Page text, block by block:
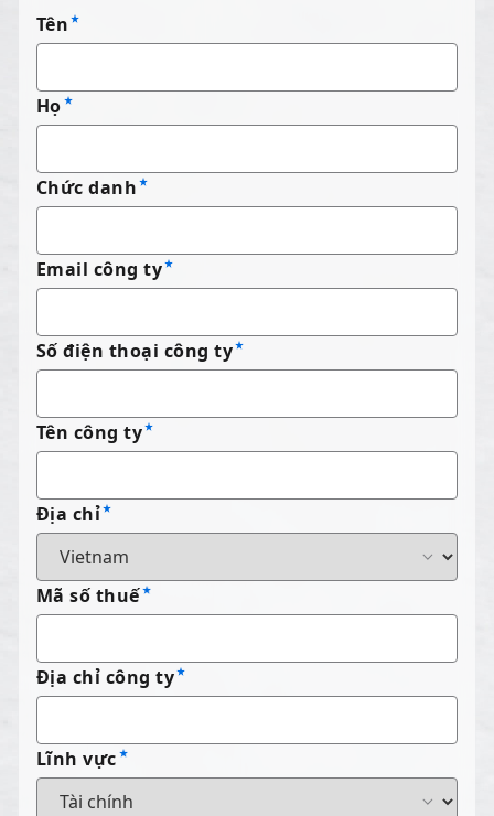
Tên
Họ
Chức danh
Email công ty
Số điện thoại công ty
Tên công ty
Địa chỉ
Mã số thuế
Địa chỉ công ty
Lĩnh vực